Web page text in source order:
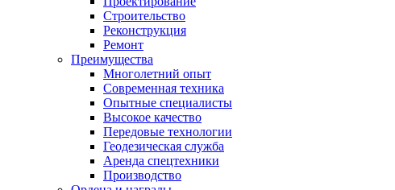
Строительство
Реконструкция
Ремонт
Преимущества
Многолетний опыт
Современная техника
Опытные специалисты
Высокое качество
Передовые технологии
Геодезическая служба
Аренда спецтехники
Производство